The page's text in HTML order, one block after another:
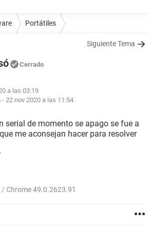
Portátiles
Siguiente Tema
Cerrado
a las 03:19
- 22 nov 2020 a las 11:54
serial de momento se apago se fue a
me aconsejan hacer para resolver
Chrome 49.0.2623.91